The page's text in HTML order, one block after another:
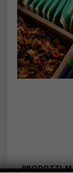
PRODOTTI